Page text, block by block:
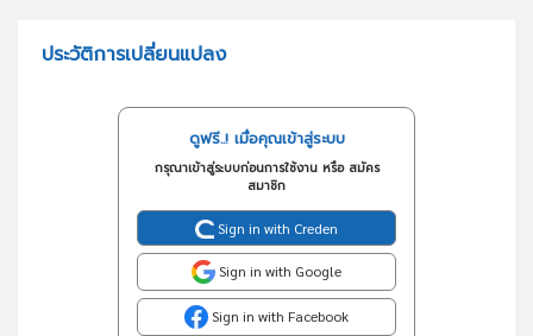
ประวัติการเปลี่ยนแปลง
ดูฟรี..! เมื่อคุณเข้าสู่ระบบ
กรุณาเข้าสู่ระบบก่อนการใช้งาน หรือ สมัคร
สมาชิก
Sign in with Creden
Sign in with Google
Sign in with Facebook